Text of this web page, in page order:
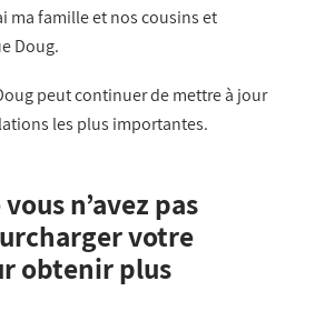
ma famille et nos cousins et
Doug.
peut continuer de mettre à jour
les plus importantes.
n’avez pas
votre
obtenir plus